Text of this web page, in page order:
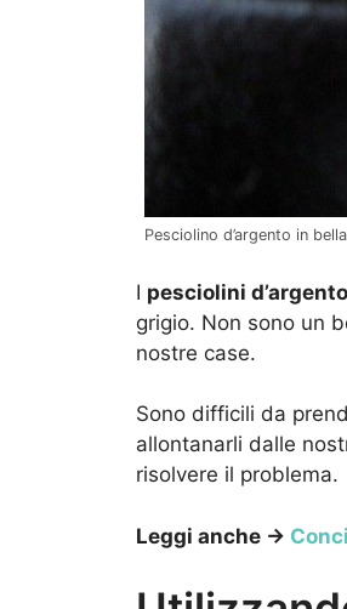
Pesciolino d’argento in
I pesciolini d’argento
grigio. Non sono un
nostre case.
Sono difficili da
allontanarli dalle
risolvere il problema.
Leggi anche →